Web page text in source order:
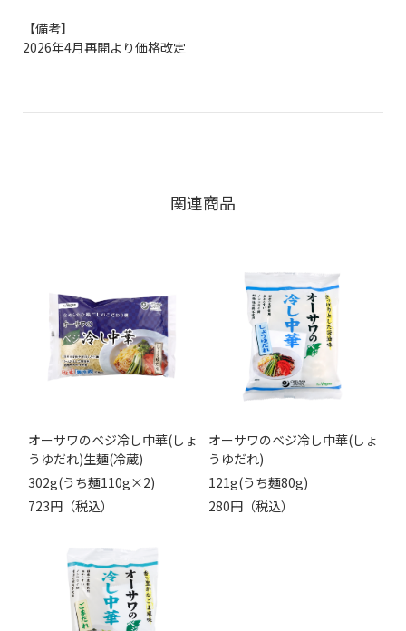
【備考】
2026年4月再開より価格改定
関連商品
オーサワのベジ冷し中華(しょ
うゆだれ)生麺(冷蔵)
302g(うち麺110g×2)
723円（税込）
オーサワのベジ冷し中華(しょ
うゆだれ)
121g(うち麺80g)
280円（税込）